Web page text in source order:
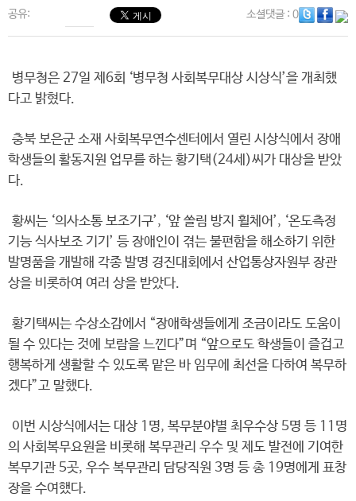
공유: 소셜댓글: 0
병무청은 27일 제6회 ‘병무청 사회복무대상 시상식’을 개최했
다고 밝혔다.
충북 보은군 소재 사회복무연수센터에서 열린 시상식에서 장애
학생들의 활동지원 업무를 하는 황기택(24세)씨가 대상을 받았
다.
황씨는 ‘의사소통 보조기구’, ‘앞 쏠림 방지 휠체어’, ‘온도측정
기능 식사보조 기기’ 등 장애인이 겪는 불편함을 해소하기 위한
발명품을 개발해 각종 발명 경진대회에서 산업통상자원부 장관
상을 비롯하여 여러 상을 받았다.
황기택씨는 수상소감에서 “장애학생들에게 조금이라도 도움이
될 수 있다는 것에 보람을 느낀다”며 “앞으로도 학생들이 즐겁고
행복하게 생활할 수 있도록 맡은 바 임무에 최선을 다하여 복무하
겠다”고 말했다.
이번 시상식에서는 대상 1명, 복무분야별 최우수상 5명 등 11명
의 사회복무요원을 비롯해 복무관리 우수 및 제도 발전에 기여한
복무기관 5곳, 우수 복무관리 담당직원 3명 등 총 19명에게 표창
장을 수여했다.